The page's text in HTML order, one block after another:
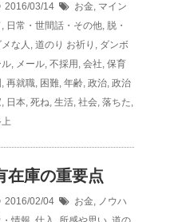
2016/03/14 お金, マイン
, 日常・世間話・その他, 脱・
メな人 , 道のり お祈り , ダンボ
ル, メール, 不採用 , 会社, 保育
, 再就職, 困難, 年齢, 政治, 政治
, 日本, 死ね, 生活, 社会, 落ちた,
在庫の重要点
2016/02/04 お金, ノウハ